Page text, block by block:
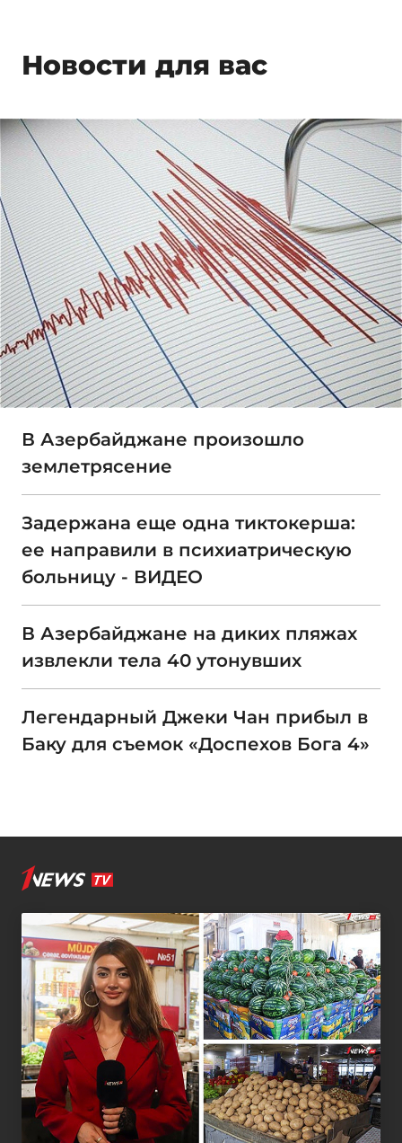
Новости для вас
В Азербайджане произошло
землетрясение
Задержана еще одна тиктокерша:
ее направили в психиатрическую
больницу - ВИДЕО
В Азербайджане на диких пляжах
извлекли тела 40 утонувших
Легендарный Джеки Чан прибыл в
Баку для съемок «Доспехов Бога 4»